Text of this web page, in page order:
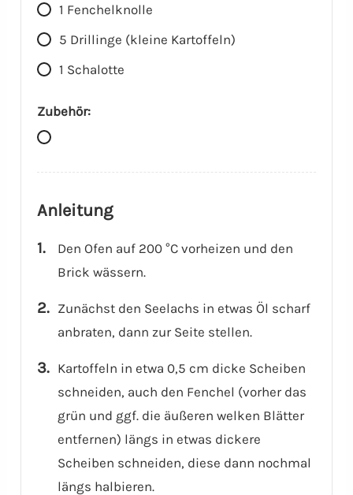
1 Fenchelknolle
5 Drillinge (kleine Kartoffeln)
1 Schalotte
Zubehör:
Anleitung
Den Ofen auf 200 °C vorheizen und den
Brick wässern.
Zunächst den Seelachs in etwas Öl scharf
anbraten, dann zur Seite stellen.
Kartoffeln in etwa 0,5 cm dicke Scheiben
schneiden, auch den Fenchel (vorher das
grün und ggf. die äußeren welken Blätter
entfernen) längs in etwas dickere
Scheiben schneiden, diese dann nochmal
längs halbieren.